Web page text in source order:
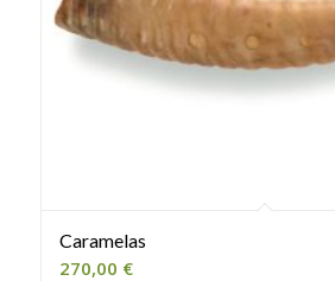
Caramelas
270,00 €